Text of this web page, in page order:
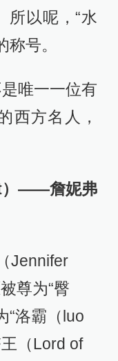
所以呢，“水
号。
唯一一位有
西方名人，
）——詹妮弗
Jennifer
尊为“臀
“洛霸（luo
（Lord of